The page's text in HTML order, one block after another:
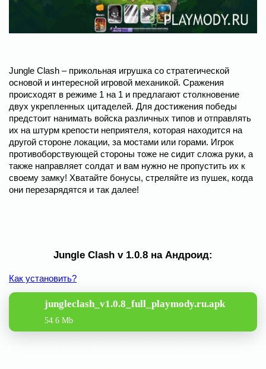
Jungle Clash – прикольная игрушка со стратегической
основой и интересной игровой механикой. Сражения
происходят в режиме 1 на 1 и предлагают столкновение
двух укрепленных цитаделей. Для достижения победы
предстоит нанимать войска различных типов и отправлять
их на штурм крепости неприятеля, которая находится на
другой стороне локации, за мостами или горами. Игрок
противоборствующей стороны тоже не сидит сложа руки, а
также направляет солдат и вам нужно не пропустить их к
своему замку! Хватайте бонусы, стреляйте из пушек, когда
они перезарядятся и так далее!
Jungle Clash v 1.0.8 на Андроид:
Как установить?
jungleclash_v1.0.8_full_playmody.ru.apk
54.6 Mb